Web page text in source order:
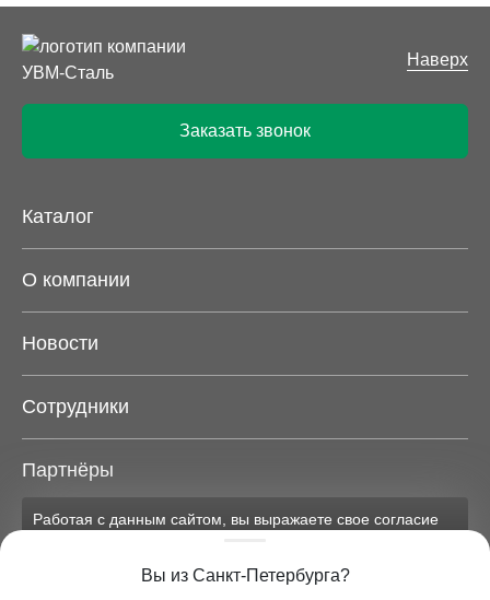
Наверх
Заказать звонок
Каталог
О компании
Новости
Сотрудники
Партнёры
Карта сайта
Вы из Санкт-Петербурга?
Работая с данным сайтом, вы выражаете свое согласие
данных на условиях, изложенных в
соответствующих